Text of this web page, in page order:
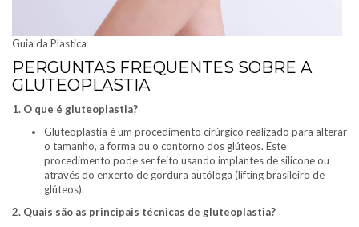
Guia da Plastica
PERGUNTAS FREQUENTES SOBRE A
GLUTEOPLASTIA
1. O que é gluteoplastia?
Gluteoplastia é um procedimento cirúrgico realizado para alterar
o tamanho, a forma ou o contorno dos glúteos. Este
procedimento pode ser feito usando implantes de silicone ou
através do enxerto de gordura autóloga (lifting brasileiro de
glúteos).
2. Quais são as principais técnicas de gluteoplastia?